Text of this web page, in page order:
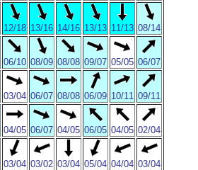
12/18 13/16 14/16 13/13 11/13 08/14
06/10 08/09 08/08 09/07 05/05 06/07
03/04 06/07 08/08 06/09 10/11 09/11
04/05 06/07 04/05 06/05 04/05 02/04
03/04 03/02 03/04 05/04 04/04 03/04